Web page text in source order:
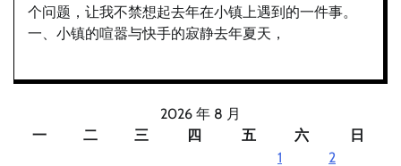
个问题，让我不禁想起去年在小镇上遇到的一件事。
一、小镇的喧嚣与快手的寂静去年夏天，
2026 年 8 月
一
二 三 四 五 六
日
1
2